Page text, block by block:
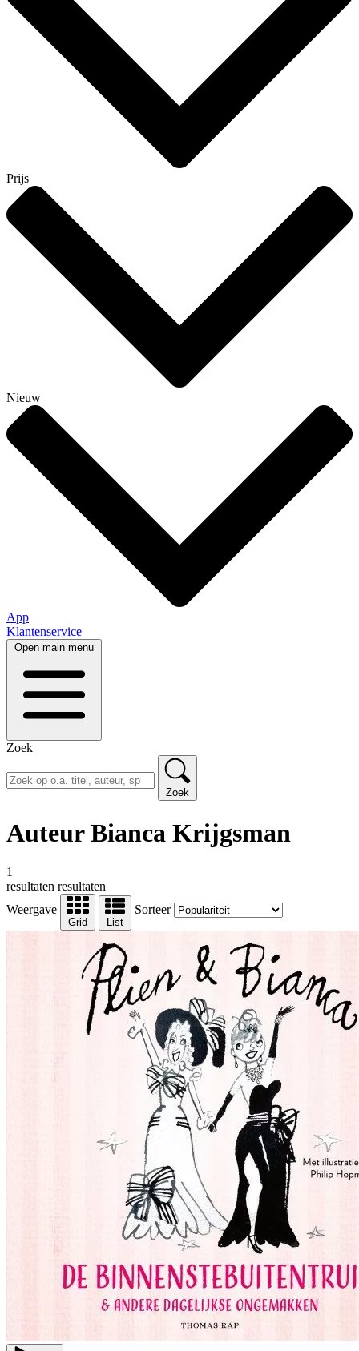
Prijs
Nieuw
App
Klantenservice
Open main menu
Zoek
Zoek
Auteur Bianca Krijgsman
1
resultaten resultaten
Weergave
Grid List
Sorteer